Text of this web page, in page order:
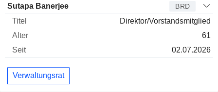
Sutapa Banerjee BRD
Direktor/Vorstandsmitglied
61
02.07.2026
Verwaltungsrat